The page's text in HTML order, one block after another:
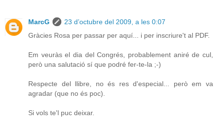
MarcG
23 d’octubre del 2009, a les 0:07
Gràcies Rosa per passar per aquí... i per inscriure't al PDF.
Em veuràs el dia del Congrés, probablement aniré de cul,
però una salutació sí que podré fer-te-la ;-)
Respecte del llibre, no és res d'especial... però em va
agradar (que no és poc).
Si vols te'l puc deixar.